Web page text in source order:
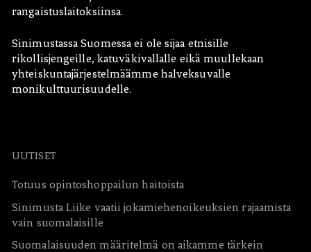
rangaistuslaitoksiinsa.
Sinimustassa Suomessa ei ole sijaa etnisille
rikollisjengeille, katuväkivallalle eikä muullekaan
yhteiskuntajärjestelmäämme halveksuvalle
monikulttuurisuudelle.
UUTISET
Totuus opintoshoppailun haitoista
Sinimusta Liike vaatii jokamiehenoikeuksien rajaamista
vain suomalaisille
Suomalaisuuden määritelmä on aikamme tärkein